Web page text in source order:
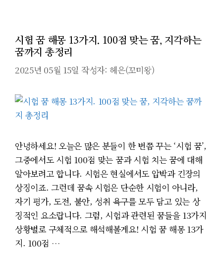
시험 꿈 해몽 13가지. 100점 맞는 꿈, 지각하는
꿈까지 총정리
2025년 05월 15일 작성자: 헤은(꼬미왕)
안녕하세요! 오늘은 많은 분들이 한 번쯤 꾸는 ‘시험 꿈’,
그중에서도 시험 100점 맞는 꿈과 시험 치는 꿈에 대해
알아보려고 합니다. 시험은 현실에서도 압박과 긴장의
상징이죠. 그런데 꿈속 시험은 단순한 시험이 아니라,
자기 평가, 도전, 불안, 성취 욕구를 모두 담고 있는 상
징적인 요소랍니다. 그럼, 시험과 관련된 꿈들을 13가지
상황별로 구체적으로 해석해볼게요! 시험 꿈 해몽 13가
지. 100점 …